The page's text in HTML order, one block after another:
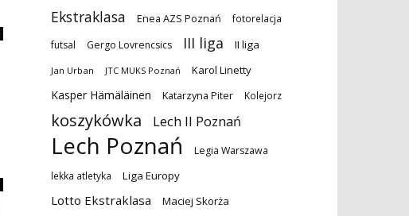
Ekstraklasa Enea AZS Poznań fotorelacja
futsal Gergo Lovrencsics III liga II liga
Jan Urban JTC MUKS Poznań Karol Linetty
Kasper Hämäläinen Katarzyna Piter Kolejorz
koszykówka Lech II Poznań
Lech Poznań Legia Warszawa
lekka atletyka Liga Europy
Lotto Ekstraklasa Maciej Skorża